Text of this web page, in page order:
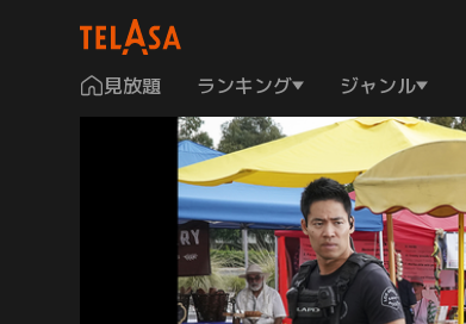
見放題 ランキング ジャンル